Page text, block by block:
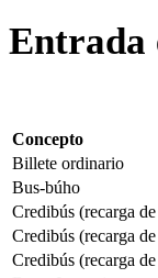
Entrada
Concepto
Billete ordinario
Bus-búho
Credibús (recarga
Credibús (recarga
Credibús (recarga